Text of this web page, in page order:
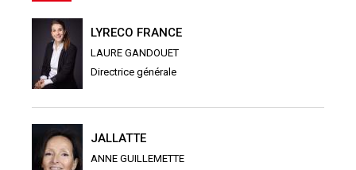
LYRECO FRANCE
LAURE GANDOUET
Directrice générale
JALLATTE
ANNE GUILLEMETTE